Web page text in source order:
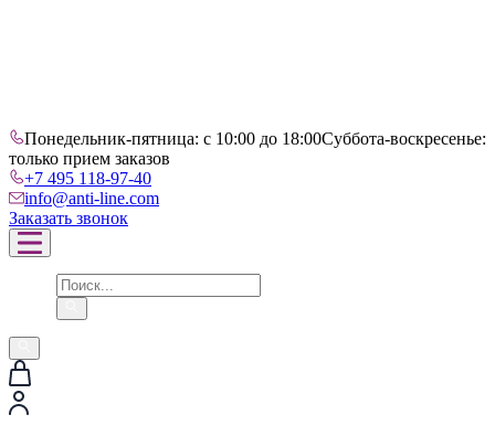
Понедельник-пятница: с 10:00 до 18:00Суббота-воскресенье:
только прием заказов
+7 495 118-97-40
info@anti-line.com
Заказать звонок